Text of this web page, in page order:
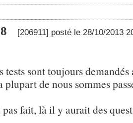
[206911] posté le 28/10/2013
tests sont toujours
plupart de nous sommes
fait, là il y aurait des